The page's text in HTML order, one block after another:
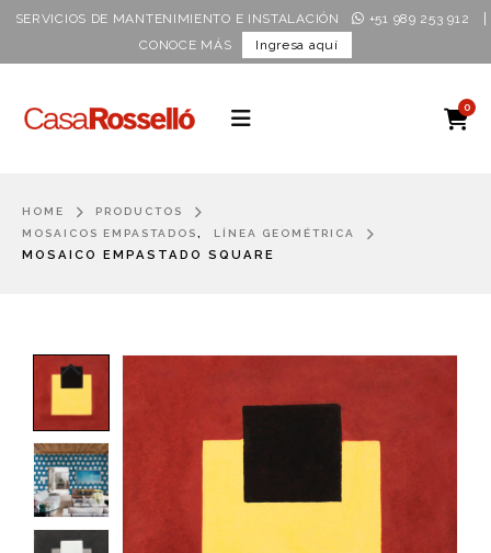
SERVICIOS DE MANTENIMIENTO E INSTALACIÓN +51 989 253 912
CONOCE MÁS Ingresa aquí
0
HOME
PRODUCTOS
MOSAICOS EMPASTADOS, LÍNEA GEOMÉTRICA
MOSAICO EMPASTADO SQUARE